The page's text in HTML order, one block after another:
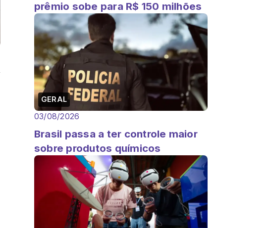
prêmio sobe para R$ 150 milhões
GERAL
03/08/2026
Brasil passa a ter controle maior
sobre produtos químicos